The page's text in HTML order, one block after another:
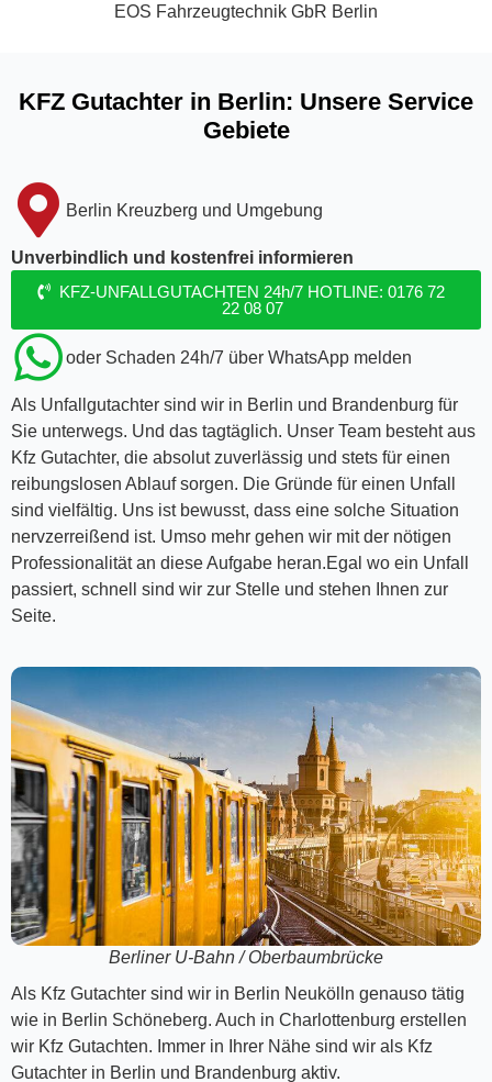
EOS Fahrzeugtechnik GbR Berlin
KFZ Gutachter in Berlin: Unsere Service
Gebiete
Berlin Kreuzberg und Umgebung
Unverbindlich und kostenfrei informieren
KFZ-UNFALLGUTACHTEN 24h/7 HOTLINE: 0176 72
22 08 07
oder Schaden 24h/7 über WhatsApp melden
Als Unfallgutachter sind wir in Berlin und Brandenburg für
Sie unterwegs. Und das tagtäglich. Unser Team besteht aus
Kfz Gutachter, die absolut zuverlässig und stets für einen
reibungslosen Ablauf sorgen. Die Gründe für einen Unfall
sind vielfältig. Uns ist bewusst, dass eine solche Situation
nervzerreißend ist. Umso mehr gehen wir mit der nötigen
Professionalität an diese Aufgabe heran.Egal wo ein Unfall
passiert, schnell sind wir zur Stelle und stehen Ihnen zur
Seite.
Berliner U-Bahn / Oberbaumbrücke
Als Kfz Gutachter sind wir in Berlin Neukölln genauso tätig
wie in Berlin Schöneberg. Auch in Charlottenburg erstellen
wir Kfz Gutachten. Immer in Ihrer Nähe sind wir als Kfz
Gutachter in Berlin und Brandenburg aktiv.